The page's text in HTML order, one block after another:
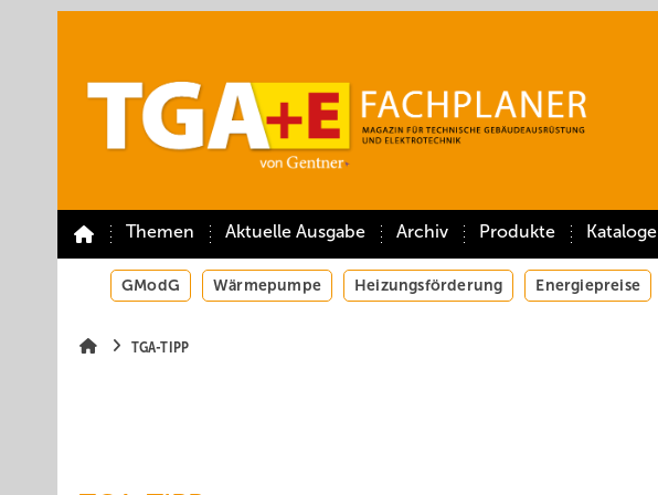
Themen Aktuelle Ausgabe Archiv Produkte Kataloge
GModG Wärmepumpe Heizungsförderung Energiepreise
TGA-TIPP